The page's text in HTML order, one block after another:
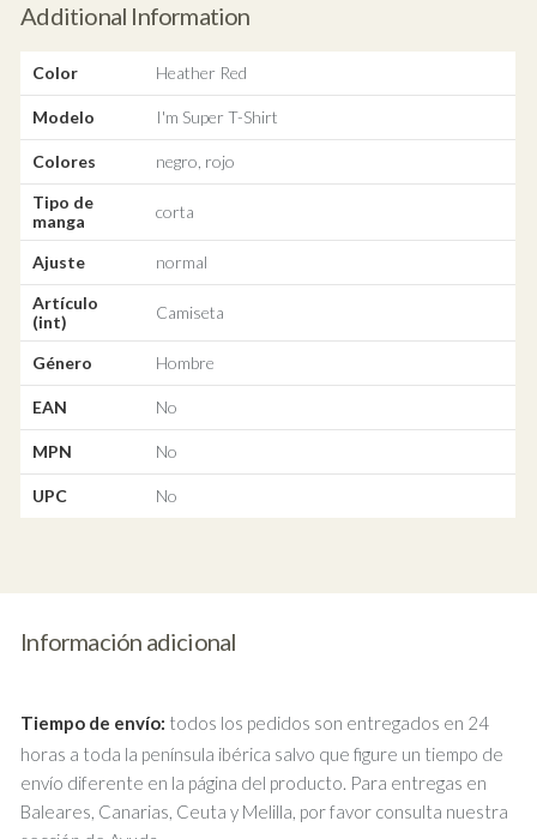
Additional Information
Color Heather Red
Modelo I'm Super T-Shirt
Colores
negro, rojo
Tipo de
manga
corta
Ajuste
normal
Artículo
(int)
Camiseta
Género Hombre
EAN No
MPN No
UPC No
Información adicional
Tiempo de envío: todos los pedidos son entregados en 24
horas a toda la península ibérica salvo que figure un tiempo de
envío diferente en la página del producto. Para entregas en
Baleares, Canarias, Ceuta y Melilla, por favor consulta nuestra